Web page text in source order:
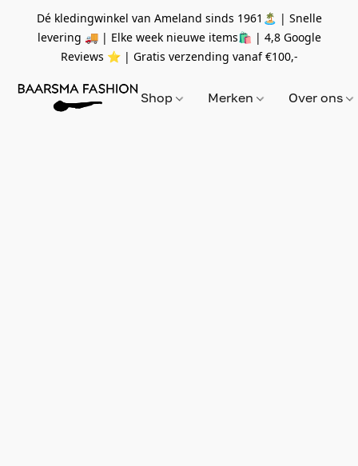
Dé kledingwinkel van Ameland sinds 1961🏝 | Snelle
levering 🚚 | Elke week nieuwe items🛍 | 4,8 Google
Reviews ⭐️ | Gratis verzending vanaf€100,-
Shop Merken Over ons